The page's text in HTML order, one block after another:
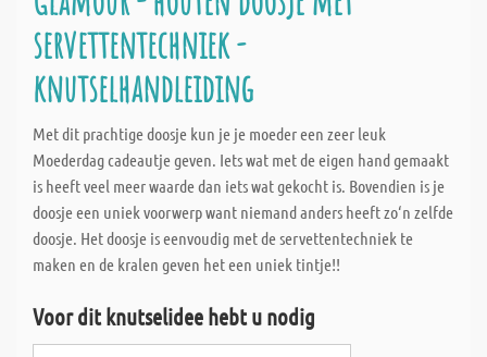
servettentechniek -
knutselhandleiding
Met dit prachtige doosje kun je je moeder een zeer leuk
Moederdag cadeautje geven. Iets wat met de eigen hand gemaakt
is heeft veel meer waarde dan iets wat gekocht is. Bovendien is je
doosje een uniek voorwerp want niemand anders heeft zo‘n zelfde
doosje. Het doosje is eenvoudig met de servettentechniek te
maken en de kralen geven het een uniek tintje!!
Voor dit knutselidee hebt u nodig